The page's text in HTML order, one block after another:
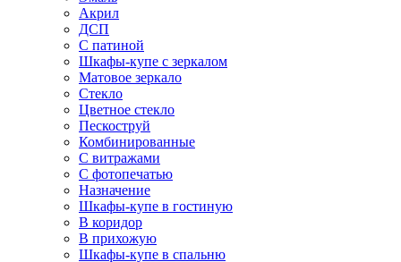
Акрил
ДСП
С патиной
Шкафы-купе с зеркалом
Матовое зеркало
Стекло
Цветное стекло
Пескоструй
Комбинированные
С витражами
С фотопечатью
Назначение
Шкафы-купе в гостиную
В коридор
В прихожую
Шкафы-купе в спальню